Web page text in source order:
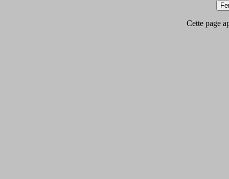
Cette page